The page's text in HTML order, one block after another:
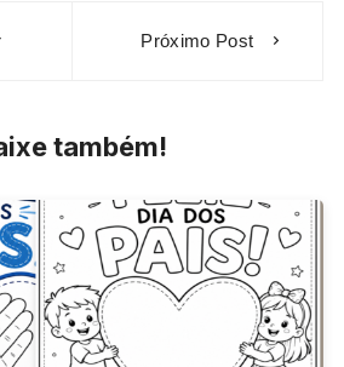
Próximo Post
também!